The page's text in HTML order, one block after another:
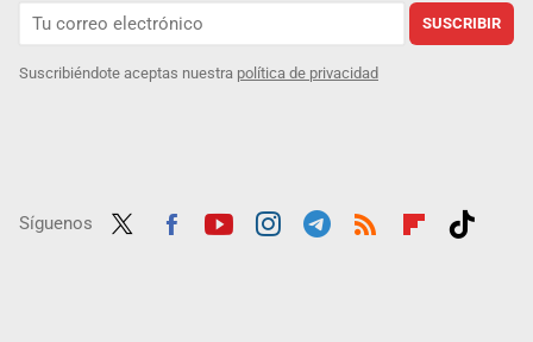
SUSCRIBIR
Suscribiéndote aceptas nuestra política de privacidad
Síguenos